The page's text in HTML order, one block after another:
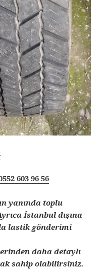
603 96 56
yanında toplu
İstanbul dışına
lastik gönderimi
daha detaylı
sahip olabilirsiniz.